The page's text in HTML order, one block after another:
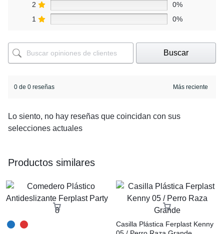
2
0%
1
0%
Buscar
0 de 0 reseñas
Lo siento, no hay reseñas que coincidan con sus
selecciones actuales
Productos similares
Casilla Plástica Ferplast Kenny